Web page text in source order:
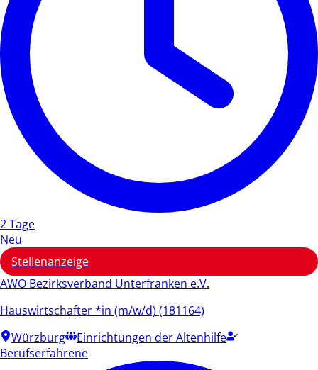
2 Tage
Neu
Stellenanzeige
AWO Bezirksverband Unterfranken e.V.
Hauswirtschafter *in (m/w/d) (181164)
Würzburg
Einrichtungen der Altenhilfe
Berufserfahrene